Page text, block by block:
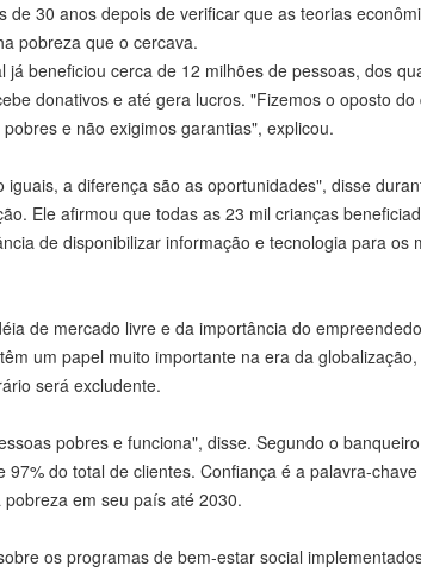
de 30 anos depois de verificar que as teorias
pobreza que o cercava.
já beneficiou cerca de 12 milhões de pessoas, dos
donativos e até gera lucros. "Fizemos o oposto
e não exigimos garantias", explicou.
iguais, a diferença são as oportunidades", disse
Ele afirmou que todas as 23 mil crianças
de disponibilizar informação e tecnologia para
de mercado livre e da importância do
um papel muito importante na era da
será excludente.
pobres e funciona", disse. Segundo o
97% do total de clientes. Confiança é a palavra-
em seu país até 2030.
os programas de bem-estar social